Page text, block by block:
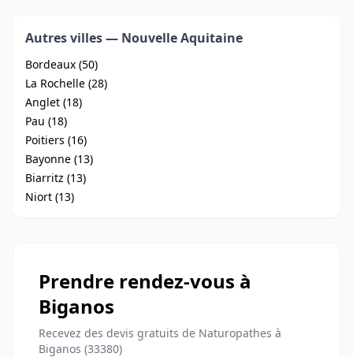
Autres villes — Nouvelle Aquitaine
Bordeaux (50)
La Rochelle (28)
Anglet (18)
Pau (18)
Poitiers (16)
Bayonne (13)
Biarritz (13)
Niort (13)
Prendre rendez-vous à
Biganos
Recevez des devis gratuits de Naturopathes à
Biganos (33380)